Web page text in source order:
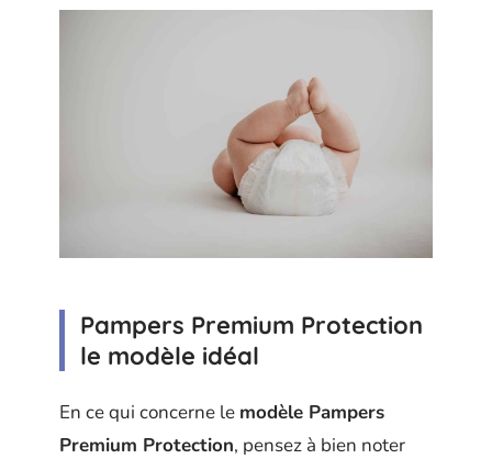
Pampers Premium Protection
le modèle idéal
En ce qui concerne le modèle Pampers
Premium Protection, pensez à bien noter